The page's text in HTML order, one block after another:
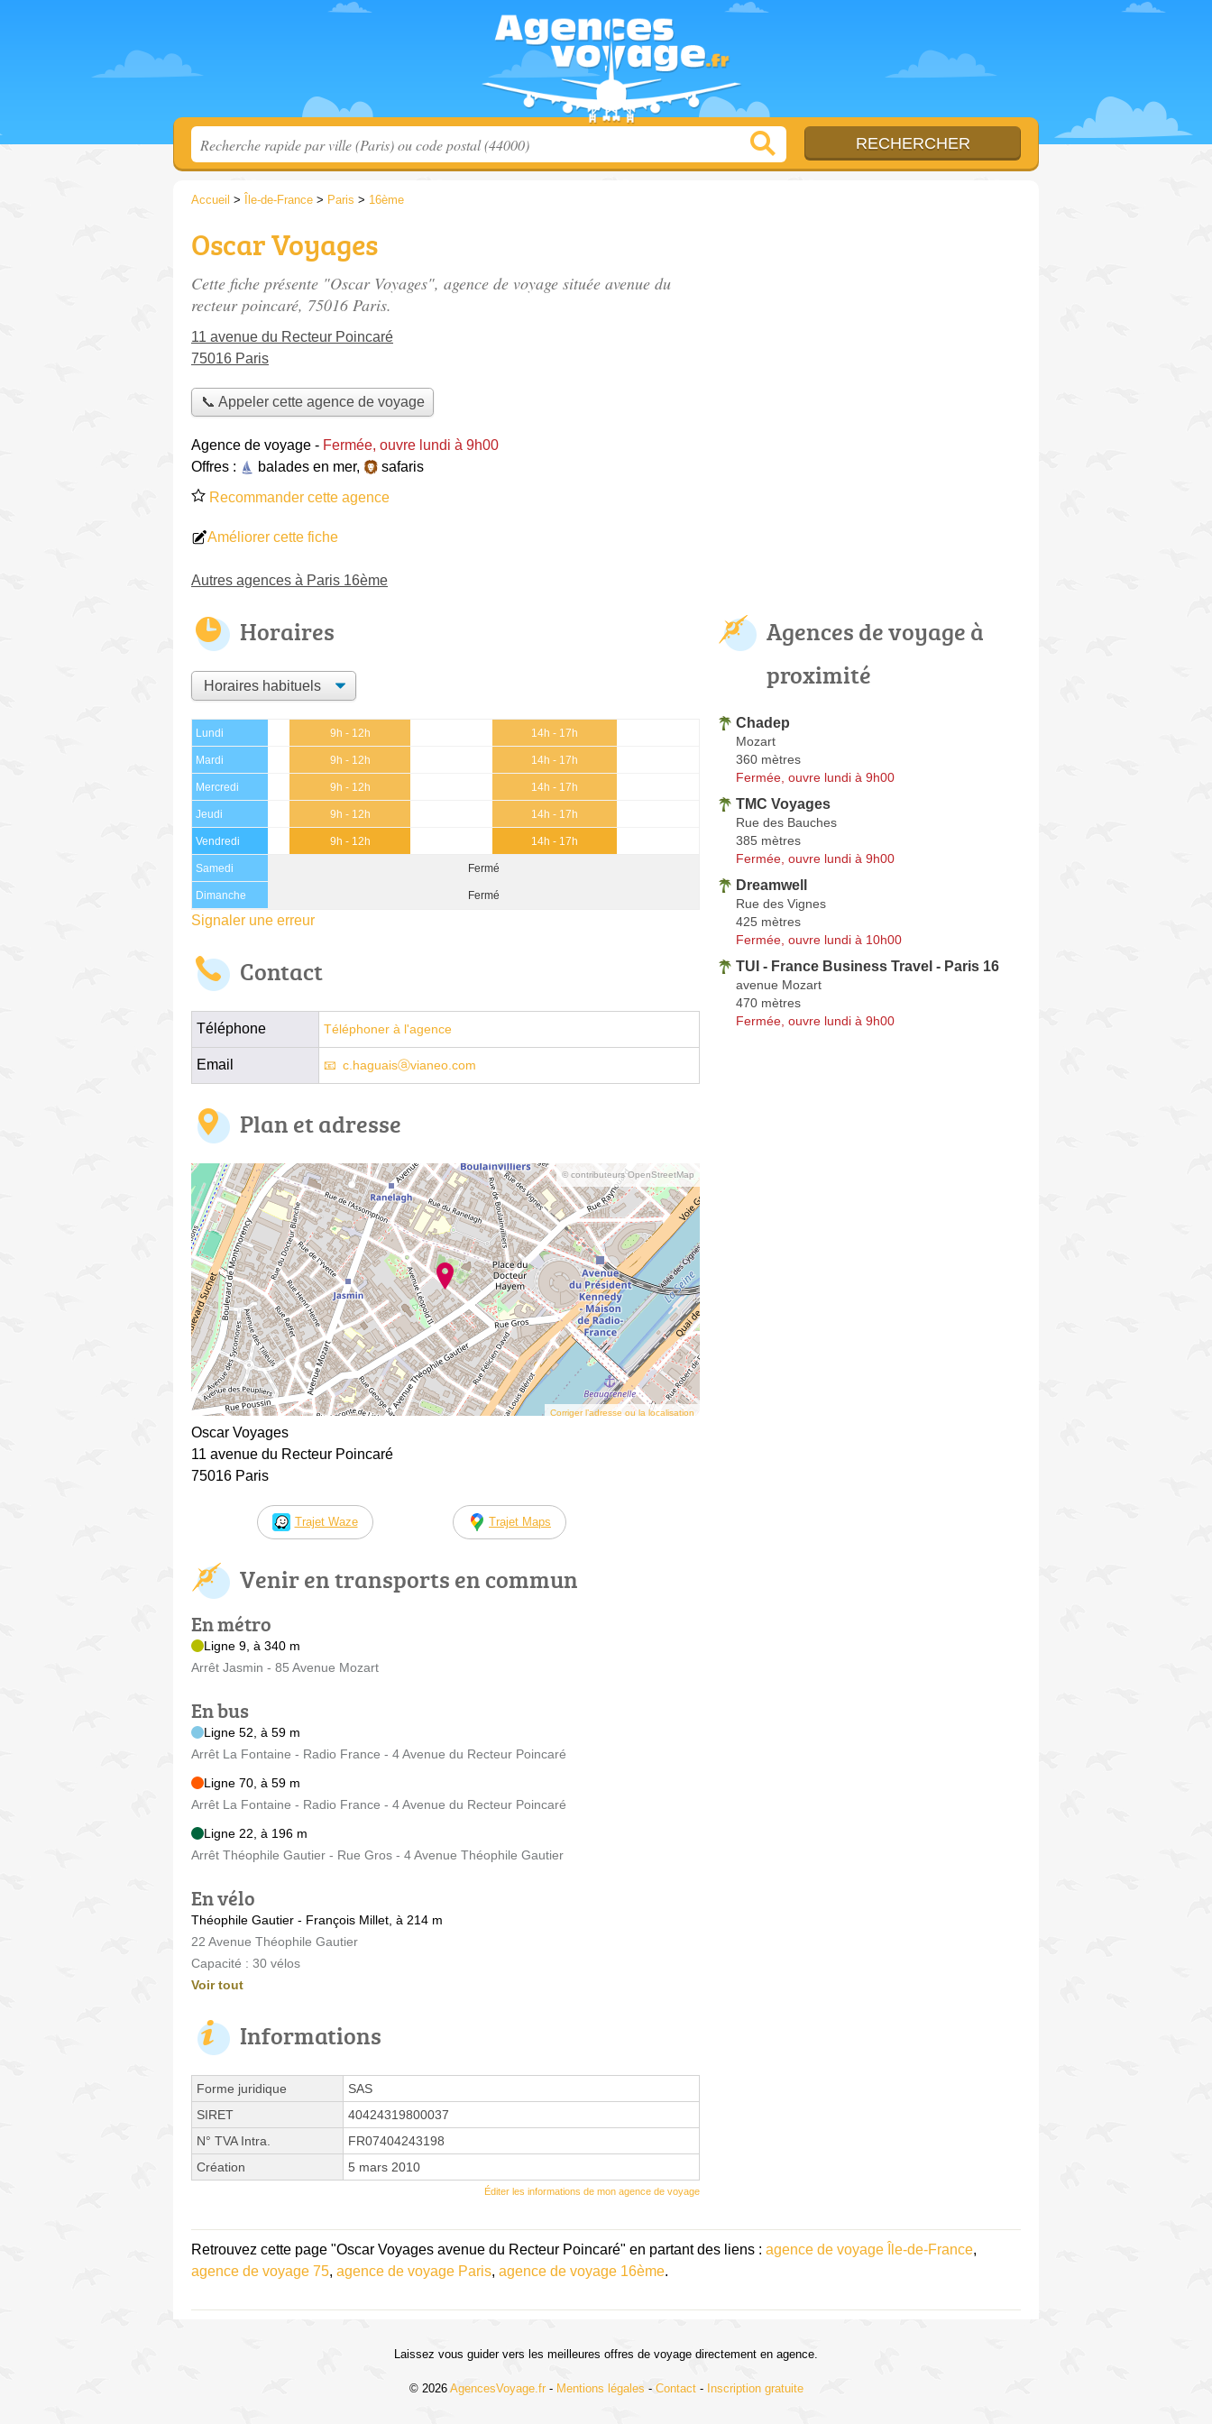
Accueil > Île-de-France > Paris > 16ème
Oscar Voyages
Cette fiche présente "Oscar Voyages", agence de voyage située avenue du
recteur poincaré, 75016 Paris.
11 avenue du Recteur Poincaré
75016 Paris
📞 Appeler cette agence de voyage
Agence de voyage - Fermée, ouvre lundi à 9h00
Offres :
balades en mer,
safaris
Recommander cette agence
Améliorer cette fiche
Autres agences à Paris 16ème
Horaires
Lundi 9h - 12h 14h - 17h
Mardi 9h - 12h 14h - 17h
Mercredi 9h - 12h 14h - 17h
Jeudi 9h - 12h 14h - 17h
Vendredi 9h - 12h 14h - 17h
Samedi Fermé
Dimanche Fermé
Signaler une erreur
Contact
Téléphone Téléphoner à l'agence
Email c.haguaisⓐvianeo.com
Plan et adresse
© contributeurs OpenStreetMap
Corriger l’adresse ou la localisation
Oscar Voyages
11 avenue du Recteur Poincaré
75016 Paris
Trajet Waze Trajet Maps
Venir en transports en commun
En métro
Ligne 9, à 340 m
Arrêt Jasmin - 85 Avenue Mozart
En bus
Ligne 52, à 59 m
Arrêt La Fontaine - Radio France - 4 Avenue du Recteur Poincaré
Ligne 70, à 59 m
Arrêt La Fontaine - Radio France - 4 Avenue du Recteur Poincaré
Ligne 22, à 196 m
Arrêt Théophile Gautier - Rue Gros - 4 Avenue Théophile Gautier
En vélo
Théophile Gautier - François Millet, à 214 m
22 Avenue Théophile Gautier
Capacité : 30 vélos
Voir tout
Informations
Forme juridique
SAS
SIRET
40424319800037
N° TVA Intra.
FR07404243198
Création
5 mars 2010
Éditer les informations de mon agence de voyage
Agences de voyage à
proximité
Chadep
Mozart
360 mètres
Fermée, ouvre lundi à 9h00
TMC Voyages
Rue des Bauches
385 mètres
Fermée, ouvre lundi à 9h00
Dreamwell
Rue des Vignes
425 mètres
Fermée, ouvre lundi à 10h00
TUI - France Business Travel - Paris 16
avenue Mozart
470 mètres
Fermée, ouvre lundi à 9h00
Retrouvez cette page "Oscar Voyages avenue du Recteur Poincaré" en partant des liens : agence de voyage Île-de-France,
agence de voyage 75, agence de voyage Paris, agence de voyage 16ème.
Laissez vous guider vers les meilleures offres de voyage directement en agence.
© 2026 AgencesVoyage.fr - Mentions légales - Contact- Inscription gratuite